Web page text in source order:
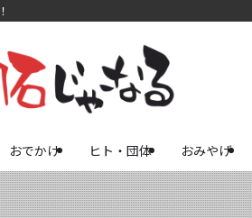
おでかけ ヒト・団体 おみやげ